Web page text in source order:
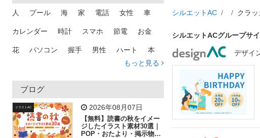
人 プール 海 家 電話 女性 車
カレンダー 時計 スマホ 節電 お金
花 パソコン 握手 男性 ハート 本
トラック 木
吹き出し
飛行機 グラフ ビル 魚 家族 書類
歩く 工場 会社 太陽 キラキラ
もっと見る
ブログ
イラストAC 2026年08月07日
【無料】読書の秋をイメー
ジしたイラスト素材30選｜
POP・おたより・掲示物に
シルエットAC クラ
シルエットACグループサ
デザイ